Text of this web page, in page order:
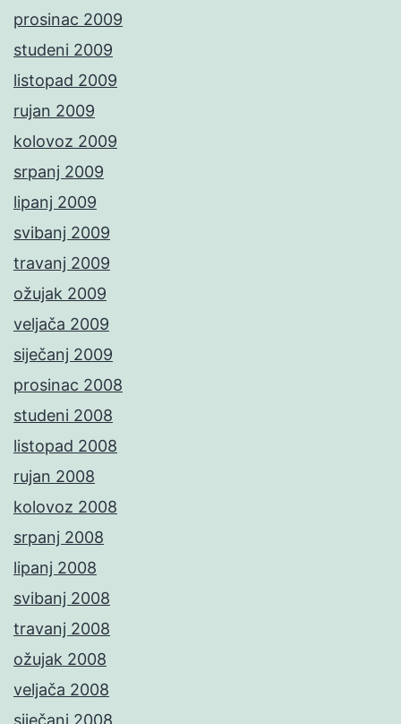
prosinac 2009
studeni 2009
listopad 2009
rujan 2009
kolovoz 2009
srpanj 2009
lipanj 2009
svibanj 2009
travanj 2009
ožujak 2009
veljača 2009
siječanj 2009
prosinac 2008
studeni 2008
listopad 2008
rujan 2008
kolovoz 2008
srpanj 2008
lipanj 2008
svibanj 2008
travanj 2008
ožujak 2008
veljača 2008